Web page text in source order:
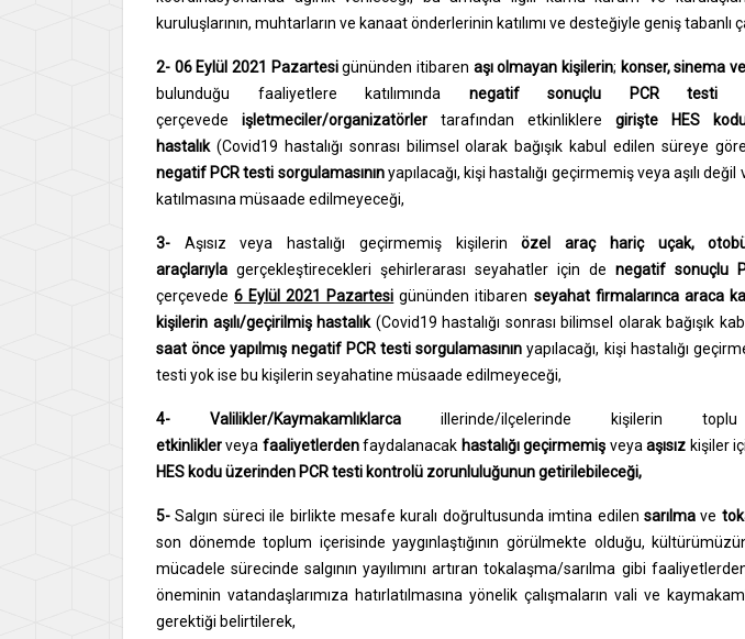
kuruluşlarının, muhtarların ve kanaat önderlerinin katılımı ve desteğiyle geniş tabanlı
2- 06 Eylül 2021 Pazartesigününden itibaren aşı olmayan kişilerin; konser, sinema
bulunduğu faaliyetlere katılımında negatif sonuçlu PCR testi
çerçevede işletmeciler/organizatörler tarafından etkinliklere girişte HES
hastalık(Covid19 hastalığı sonrası bilimsel olarak bağışık kabul edilen süreye
negatif PCR testi sorgulamasınınyapılacağı, kişi hastalığı geçirmemiş veya aşılı
katılmasına müsaade edilmeyeceği,
3- Aşısız veya hastalığı geçirmemiş kişilerinözel araç hariç uçak,
araçlarıyla gerçekleştirecekleri şehirlerarası seyahatler için de negatif sonuçlu
çerçevede6 Eylül 2021 Pazartesi gününden itibaren seyahat firmalarınca araca
kişilerin aşılı/geçirilmiş hastalık (Covid19 hastalığı sonrası bilimsel olarak bağışık
saat önce yapılmış negatif PCR testi sorgulamasınınyapılacağı, kişi hastalığı
testi yok ise bu kişilerin seyahatine müsaade edilmeyeceği,
4- Valilikler/Kaymakamlıklarca illerinde/ilçelerinde kişilerin
etkinliklerveya faaliyetlerdenfaydalanacak hastalığı geçirmemiş veyaaşısız kişiler
HES kodu üzerinden PCR testi kontrolü zorunluluğunun getirilebileceği,
5- Salgın süreci ile birlikte mesafe kuralı doğrultusunda imtina edilen sarılmave
son dönemde toplum içerisinde yaygınlaştığının görülmekte olduğu,
mücadele sürecinde salgının yayılımını artıran tokalaşma/sarılma gibi
öneminin vatandaşlarımıza hatırlatılmasına yönelik çalışmaların vali ve
gerektiği belirtilerek,